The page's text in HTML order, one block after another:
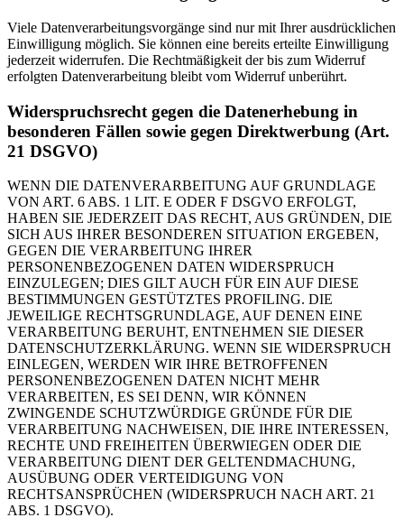
Viele Datenverarbeitungsvorgänge sind nur mit Ihrer ausdrücklichen
Einwilligung möglich. Sie können eine bereits erteilte Einwilligung
jederzeit widerrufen. Die Rechtmäßigkeit der bis zum Widerruf
erfolgten Datenverarbeitung bleibt vom Widerruf unberührt.
Widerspruchsrecht gegen die Datenerhebung in
besonderen Fällen sowie gegen Direktwerbung (Art.
21 DSGVO)
WENN DIE DATENVERARBEITUNG AUF GRUNDLAGE
VON ART. 6 ABS. 1 LIT. E ODER F DSGVO ERFOLGT,
HABEN SIE JEDERZEIT DAS RECHT, AUS GRÜNDEN, DIE
SICH AUS IHRER BESONDEREN SITUATION ERGEBEN,
GEGEN DIE VERARBEITUNG IHRER
PERSONENBEZOGENEN DATEN WIDERSPRUCH
EINZULEGEN; DIES GILT AUCH FÜR EIN AUF DIESE
BESTIMMUNGEN GESTÜTZTES PROFILING. DIE
JEWEILIGE RECHTSGRUNDLAGE, AUF DENEN EINE
VERARBEITUNG BERUHT, ENTNEHMEN SIE DIESER
DATENSCHUTZERKLÄRUNG. WENN SIE WIDERSPRUCH
EINLEGEN, WERDEN WIR IHRE BETROFFENEN
PERSONENBEZOGENEN DATEN NICHT MEHR
VERARBEITEN, ES SEI DENN, WIR KÖNNEN
ZWINGENDE SCHUTZWÜRDIGE GRÜNDE FÜR DIE
VERARBEITUNG NACHWEISEN, DIE IHRE INTERESSEN,
RECHTE UND FREIHEITEN ÜBERWIEGEN ODER DIE
VERARBEITUNG DIENT DER GELTENDMACHUNG,
AUSÜBUNG ODER VERTEIDIGUNG VON
RECHTSANSPRÜCHEN (WIDERSPRUCH NACH ART. 21
ABS. 1 DSGVO).